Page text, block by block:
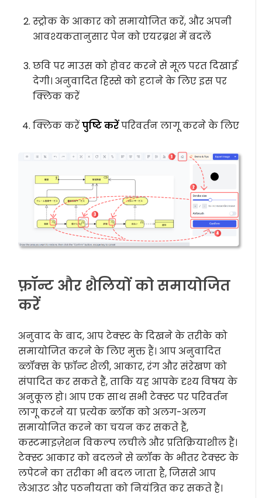
स्ट्रोक के आकार को समायोजित करें, और अपनी
आवश्यकतानुसार पेन को एयरब्रश में बदलें
छवि पर माउस को होवर करने से मूल परत दिखाई
देगी। अनुवादित हिस्से को हटाने के लिए इस पर
क्लिक करें
क्लिक करेंपुष्टि करेंपरिवर्तन लागू करने के लिए
फ़ॉन्ट और शैलियों को समायोजित
करें
अनुवाद के बाद, आप टेक्स्ट के दिखने के तरीके को
समायोजित करने के लिए मुक्त हैं। आप अनुवादित
ब्लॉक्स के फ़ॉन्ट शैली, आकार, रंग और संरेखण को
संपादित कर सकते हैं, ताकि यह आपके दृश्य विषय के
अनुकूल हो। आप एक साथ सभी टेक्स्ट पर परिवर्तन
लागू करने या प्रत्येक ब्लॉक को अलग-अलग
समायोजित करने का चयन कर सकते हैं,
कस्टमाइज़ेशन विकल्प लचीले और प्रतिक्रियाशील हैं।
टेक्स्ट आकार को बदलने से ब्लॉक के भीतर टेक्स्ट के
लपेटने का तरीका भी बदल जाता है, जिससे आप
लेआउट और पठनीयता को नियंत्रित कर सकते हैं।